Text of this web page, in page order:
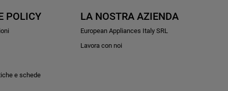
POLICY
e schede
LA NOSTRA AZIENDA
European Appliances Italy SRL
Lavora con noi